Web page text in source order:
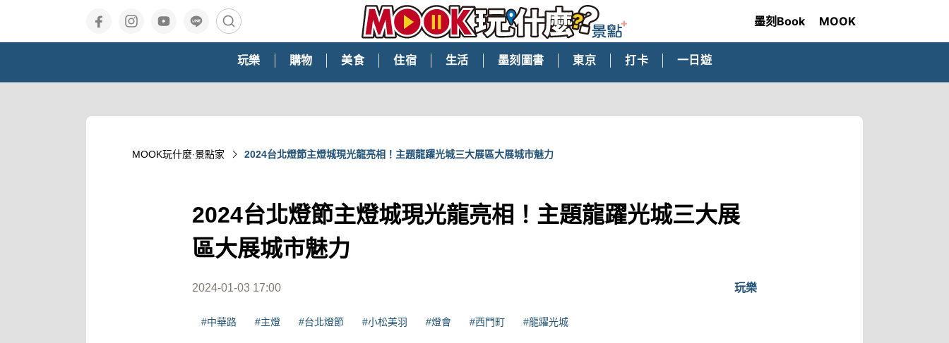
墨刻Book MOOK
玩樂 購物 美食 住宿 生活 墨刻圖書 東京 打卡 一日遊
MOOK玩什麼‧景點家 2024台北燈節主燈城現光龍亮相！主題龍躍光城三大展區大展城市魅力
2024台北燈節主燈城現光龍亮相！主題龍躍光城三大展
區大展城市魅力
2024-01-03 17:00 玩樂
#中華路 #主燈 #台北燈節 #小松美羽 #燈會 #西門町 #龍躍光城